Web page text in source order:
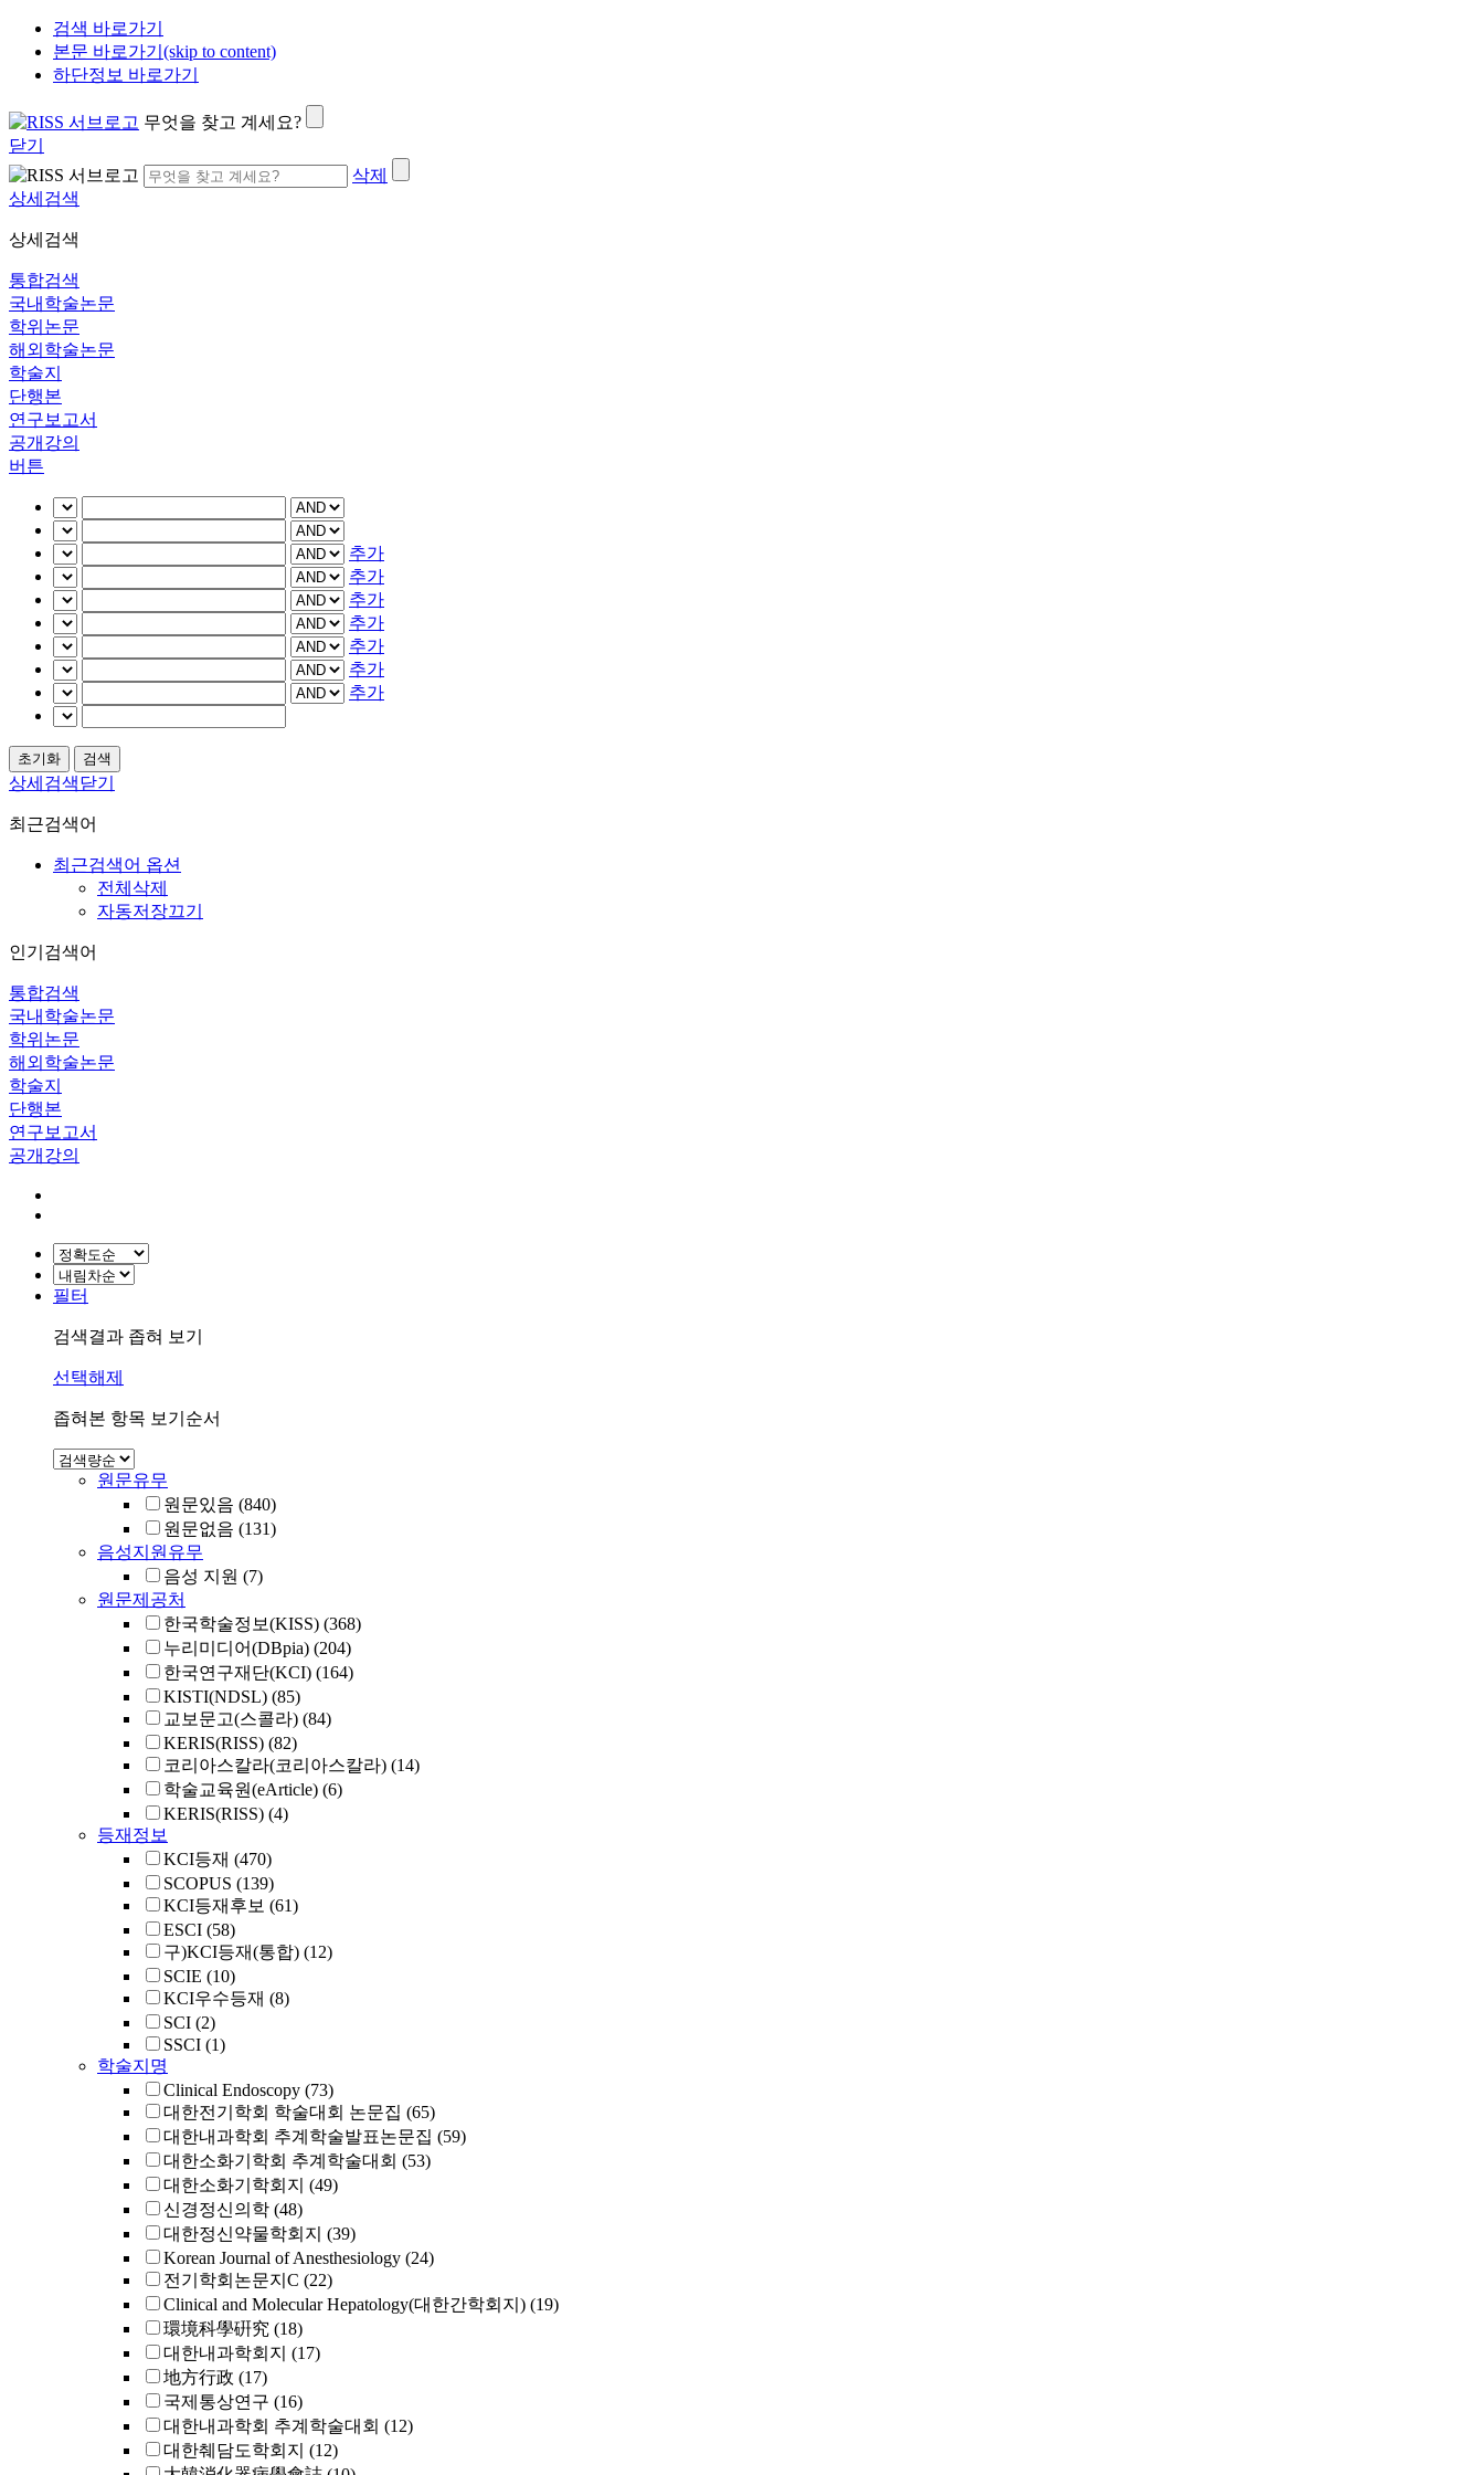
검색 바로가기
본문 바로가기(skip to content)
하단정보 바로가기
무엇을 찾고 계세요?
닫기
삭제
상세검색
상세검색
통합검색
국내학술논문
학위논문
해외학술논문
학술지
단행본
연구보고서
공개강의
버튼
추가
추가
추가
추가
추가
추가
추가
상세검색닫기
최근검색어
최근검색어 옵션
전체삭제
자동저장끄기
인기검색어
통합검색
국내학술논문
학위논문
해외학술논문
학술지
단행본
연구보고서
공개강의
필터
검색결과 좁혀 보기
선택해제
좁혀본 항목 보기순서
원문유무
원문있음 (840)
원문없음 (131)
음성지원유무
음성 지원 (7)
원문제공처
한국학술정보(KISS) (368)
누리미디어(DBpia) (204)
한국연구재단(KCI) (164)
KISTI(NDSL) (85)
교보문고(스콜라) (84)
KERIS(RISS) (82)
코리아스칼라(코리아스칼라) (14)
학술교육원(eArticle) (6)
KERIS(RISS) (4)
등재정보
KCI등재 (470)
SCOPUS (139)
KCI등재후보 (61)
ESCI (58)
구)KCI등재(통합) (12)
SCIE (10)
KCI우수등재 (8)
SCI (2)
SSCI (1)
학술지명
Clinical Endoscopy (73)
대한전기학회 학술대회 논문집 (65)
대한내과학회 추계학술발표논문집 (59)
대한소화기학회 추계학술대회 (53)
대한소화기학회지 (49)
신경정신의학 (48)
대한정신약물학회지 (39)
Korean Journal of Anesthesiology (24)
전기학회논문지C (22)
Clinical and Molecular Hepatology(대한간학회지) (19)
環境科學硏究 (18)
대한내과학회지 (17)
地方行政 (17)
국제통상연구 (16)
대한내과학회 추계학술대회 (12)
대한췌담도학회지 (12)